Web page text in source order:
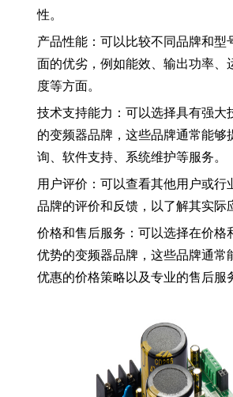
性。
产品性能：可以比较不同品牌和型
面的优劣，例如能效、输出功率、
度等方面。
技术支持能力：可以选择具有强大
的变频器品牌，这些品牌通常能够
询、软件支持、系统维护等服务。
用户评价：可以查看其他用户或行
品牌的评价和反馈，以了解其实际
价格和售后服务：可以选择在价格
优势的变频器品牌，这些品牌通常
优惠的价格策略以及专业的售后服